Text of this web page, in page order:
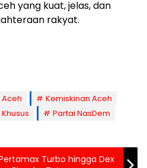
yang kuat, jelas, dan
rakyat.
Aceh
Kemiskinan Aceh
Partai NasDem
Turbo hingga Dex